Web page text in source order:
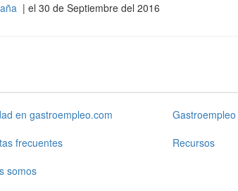
| el 30 de Septiembre del 2016
en gastroempleo.com
frecuentes
somos
Gastroempleo
Recursos